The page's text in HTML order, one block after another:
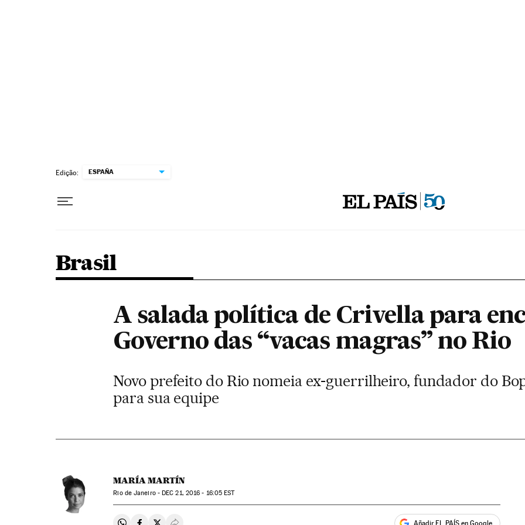
Edição: ESPAÑA
Brasil
A salada política de Crivella para
Governo das “vacas magras” no Rio
Novo prefeito do Rio nomeia ex-guerrilheiro, fundador do
para sua equipe
MARÍA MARTÍN
Rio de Janeiro -DEC 21, 2016 - 16:05 EST
Añadir EL PAÍS en Google